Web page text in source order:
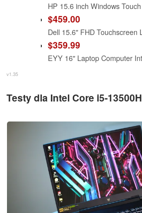
$459.00
$359.99
v1.35
Testy dla Intel Core i5-